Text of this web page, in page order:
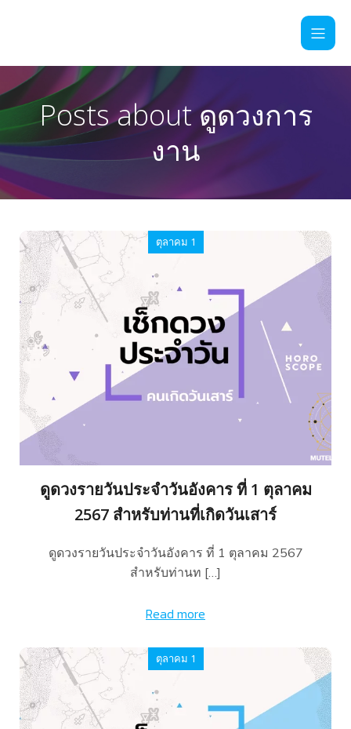
Posts about ดูดวงการ
งาน
ตุลาคม 1
ดูดวงรายวันประจำวันอังคาร ที่ 1 ตุลาคม
2567 สำหรับท่านที่เกิดวันเสาร์
ดูดวงรายวันประจำวันอังคาร ที่ 1 ตุลาคม 2567
สำหรับท่านท […]
Read more
ตุลาคม 1